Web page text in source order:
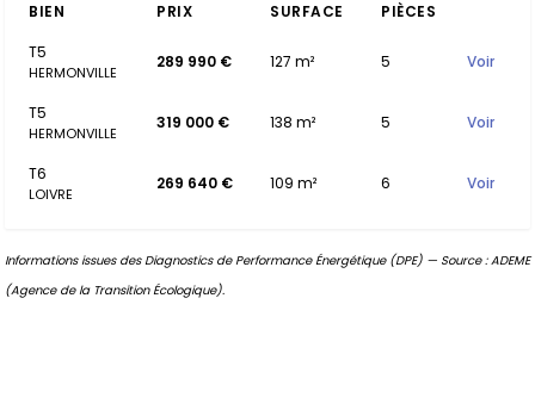
BIEN PRIX SURFACE
PIÈCES
T5
HERMONVILLE
289 990 € 127 m² 5 Voir
T5
HERMONVILLE
319 000 € 138 m² 5 Voir
T6
LOIVRE
269 640 € 109 m² 6 Voir
Informations issues des Diagnostics de Performance Énergétique (DPE) — Source : ADEME
(Agence de la Transition Écologique).